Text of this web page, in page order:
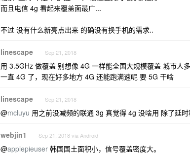
而且电信 4g 看起来覆盖面最广...
不过 没有什么新亮点出来 的确没有换手机的需求..
linescape Sep 21, 2018
用 3.5GHz 做覆盖 别想像 4G 一样能全国大规模覆盖 城市人
一直 4G 了，现在好多地方 4G 还能跑满速呢 要 5G 干啥
linescape Sep 21, 2018
@mcluyu 用之前没减频的联通 3g 真觉得 4g 没啥用 除了延
webjin1 Sep 21, 2018 via Android
@applepieuser 韩国国土面积小，信号覆盖密度大。